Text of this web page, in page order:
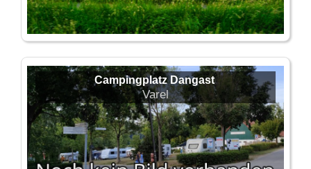
Campingplatz Dangast
Varel